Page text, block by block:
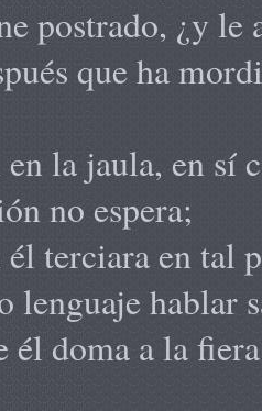
postrado, ¿y le
que ha
la jaula, en sí
no espera;
él terciara en tal
lenguaje hablar
él doma a la